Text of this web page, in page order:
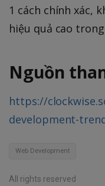
1 cách chính xác,
hiệu quả cao
Nguồn
https://
development-
Web Development
All rights reserved